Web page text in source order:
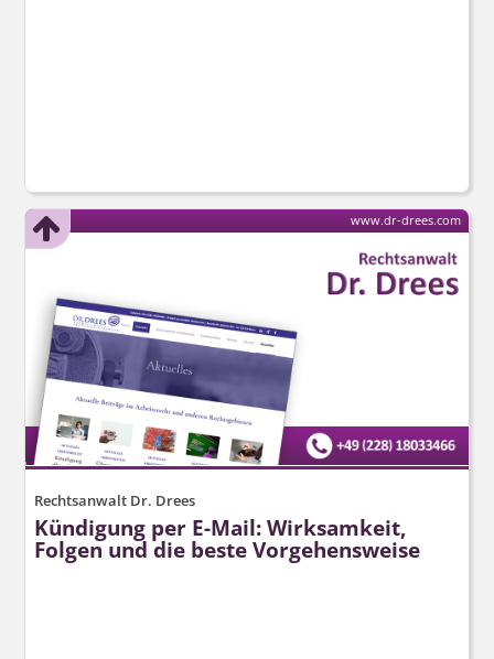
Rechtsanwalt Dr. Drees
Kündigung per E-Mail: Wirksamkeit,
Folgen und die beste Vorgehensweise
www.dr-drees.com